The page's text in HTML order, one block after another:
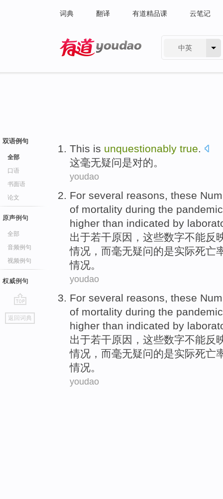
词典 翻译 有道精品课 云笔记
中英
双语例句
全部
口语
书面语
论文
原声例句
全部
音频例句
视频例句
权威例句
go
top
返回词典
This is unquestionably true.
这毫无疑问是对的。
youdao
For several reasons, these
of mortality during the pandemic
higher than indicated by
出于若干原因 ， 这些数字不能反
情况 ， 而毫无疑问的是实际死亡
情况。
youdao
For several reasons these
of mortality during the pandemic
higher than indicated by
出于若干原因 ， 这些数字不能反
情况 ， 而毫无疑问的是实际死亡
情况。
youdao